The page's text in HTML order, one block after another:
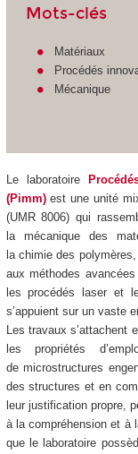
Mots-clés
Matériaux
Procédés
Mécanique
Le laboratoire
(Pimm)est une unité
(UMR 8006) qui
la mécanique des
la chimie des
aux méthodes
les procédés laser et
s’appuient sur un vaste
Les travaux s’attachent
les propriétés
de microstructures
des structures et en
leur justification propre,
à la compréhension et à
que le laboratoire